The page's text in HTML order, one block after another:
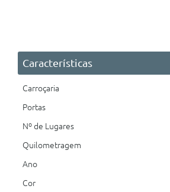
Características
Carroçaria
Portas
Nº de Lugares
Quilometragem
Ano
Cor